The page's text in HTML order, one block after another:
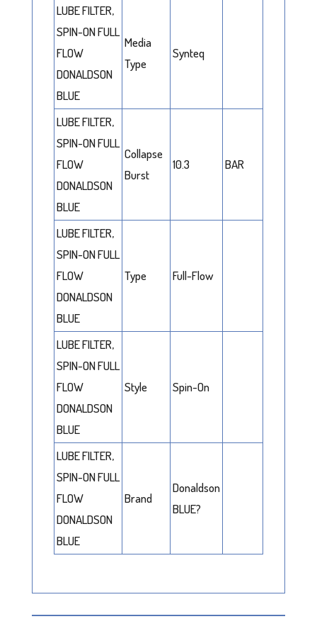
LUBE FILTER,
SPIN-ON FULL
FLOW
DONALDSON
BLUE
Media
Type
Synteq
LUBE FILTER,
SPIN-ON FULL
FLOW
DONALDSON
BLUE
Collapse
Burst
10.3 BAR
LUBE FILTER,
SPIN-ON FULL
FLOW
DONALDSON
BLUE
Type Full-Flow
LUBE FILTER,
SPIN-ON FULL
FLOW
DONALDSON
BLUE
Style Spin-On
LUBE FILTER,
SPIN-ON FULL
FLOW
DONALDSON
BLUE
Brand
Donaldson
BLUE?